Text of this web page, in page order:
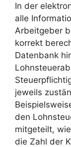
In der
alle
Arbeitgeber
korrekt
Datenbank
jeweils
den
mitgeteilt,
die Zahl der